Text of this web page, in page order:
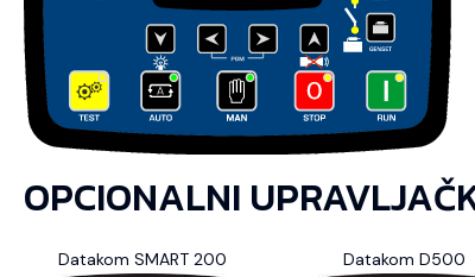
OPCIONALNI
Datakom SMART 200 Datakom D500